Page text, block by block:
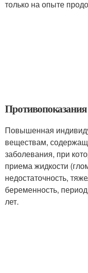
только на опыте
Противопоказания
Повышенная
веществам,
заболевания, при
приема жидкости
недостаточность,
беременность,
лет.